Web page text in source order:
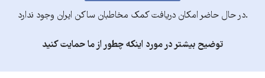
.در حال حاضر امکان دریافت کمک مخاطبان ساکن ایران وجود ندارد
توضیح بیشتر در مورد اینکه چطور از ما حمایت کنید